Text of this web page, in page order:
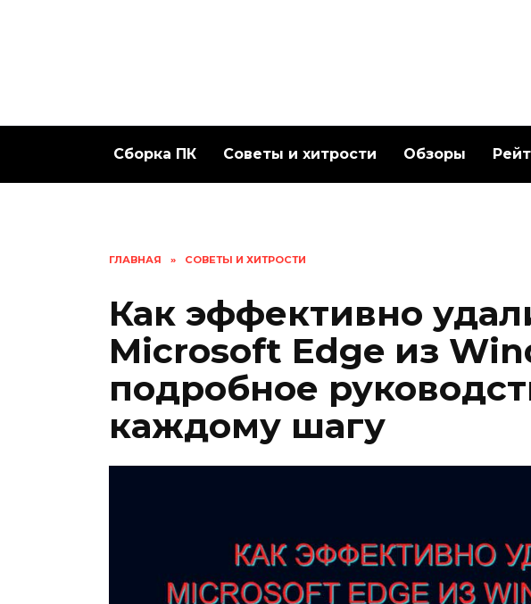
Сборка ПК Советы и хитрости Обзоры
ГЛАВНАЯ » СОВЕТЫ И ХИТРОСТИ
Как эффективно
Microsoft Edge из
подробное
каждому шагу